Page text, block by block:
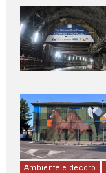
Ambiente e decoro